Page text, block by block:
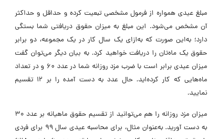
مبلغ عیدی همواره از فرمول مشخصی تبعیت کرده و حداقل و حداکثر
آن مشخص می‌شود. این مبلغ به میزان حقوق دریافتی شما بستگی
دارد؛ به‌این صورت که به‌ازای یک سال کار در یک مجموعه، دو برابر
حقوق یک ماه‌تان را دریافت خواهید کرد. به بیان دیگر می‌توان گفت
میزان عیدی برابر است با ضرب مزد روزانه شما در عدد 60 و در تعداد
ماه‌هایی که کار کرده‌اید. حال عدد به دست آمده را بر 12 تقسیم
نمایید.
میزان مزد روزانه را هم می‌توانید از تقسیم حقوق ماهیانه بر عدد ۳۰
به دست آورید. به‌عنوان مثال، برای محاسبه عیدی سال ۹۹ برای فردی